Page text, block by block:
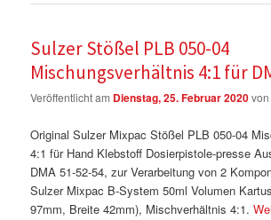
Sulzer Stößel PLB 050-04
Mischungsverhältnis 4:1 für
Veröffentlicht am Dienstag, 25. Februar 2020
Original Sulzer Mixpac Stößel PLB 050-04
4:1 für Hand Klebstoff Dosierpistole-presse
DMA 51-52-54, zur Verarbeitung von 2
Sulzer Mixpac B-System 50ml Volumen
97mm, Breite 42mm), Mischverhältnis 4:1.